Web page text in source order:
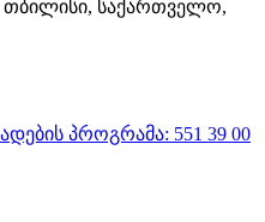
თბილისი, საქართველო,
პროგრამა: 551 39 00